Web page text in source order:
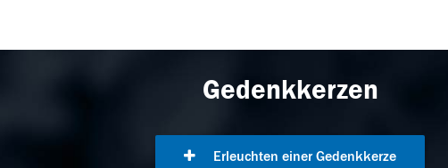
Gedenkkerzen
Erleuchten einer Gedenkkerze